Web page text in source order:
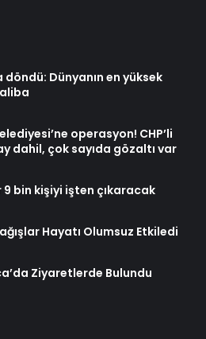
döndü: Dünyanın en yüksek
operasyon! CHP’li
dahil, çok sayıda gözaltı var
9 bin kişiyi işten çıkaracak
Hayatı Olumsuz Etkiledi
Ziyaretlerde Bulundu